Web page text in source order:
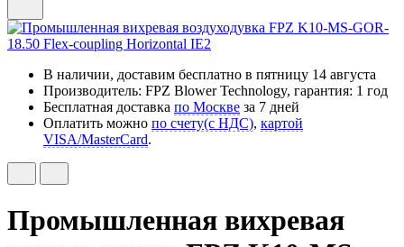
В наличии, доставим бесплатно в пятницу 14 августа
Производитель: FPZ Blower Technology, гарантия: 1 год
Бесплатная доставка по Москве за 7 дней
Оплатить можно по счету(с НДС), картой
VISA/MasterCard.
Промышленная вихревая